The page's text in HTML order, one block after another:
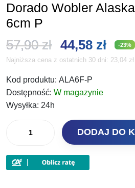
Dorado Wobler
6cm P
57,90zł Pierwotna
cena
wynosiła:
44,58 zł
cena
-23%
Najniższa cena z ostatnich 30 dni: 23,04 zł
Kod produktu: ALA6F-P
Dostępność: W magazynie
Wysyłka: 24h
Dorado
Alaska
DODAJ DO